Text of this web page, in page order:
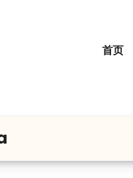
首页